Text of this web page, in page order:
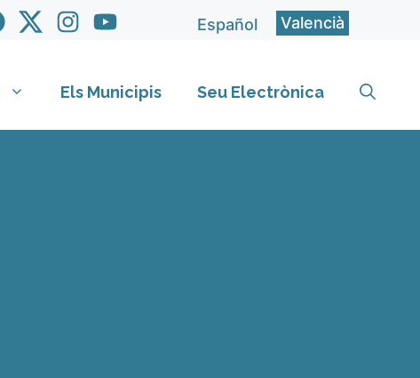
Español Valencià
Els Municipis Seu Electrònica